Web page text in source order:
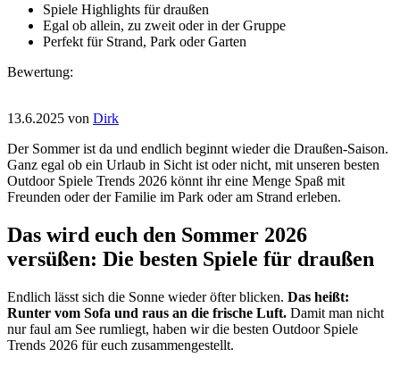
Spiele Highlights für draußen
Egal ob allein, zu zweit oder in der Gruppe
Perfekt für Strand, Park oder Garten
Bewertung:
13.6.2025 von Dirk
Der Sommer ist da und endlich beginnt wieder die Draußen-Saison.
Ganz egal ob ein Urlaub in Sicht ist oder nicht, mit unseren besten
Outdoor Spiele Trends 2026 könnt ihr eine Menge Spaß mit
Freunden oder der Familie im Park oder am Strand erleben.
Das wird euch den Sommer 2026
versüßen: Die besten Spiele für draußen
Endlich lässt sich die Sonne wieder öfter blicken. Das heißt:
Runter vom Sofa und raus an die frische Luft. Damit man nicht
nur faul am See rumliegt, haben wir die besten Outdoor Spiele
Trends 2026 für euch zusammengestellt.